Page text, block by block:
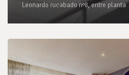
Leonardo rucabado nº8, entre planta